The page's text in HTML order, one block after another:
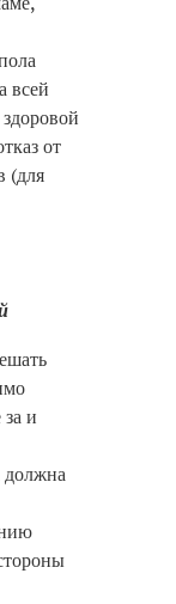
всей
от
(для
и
должна